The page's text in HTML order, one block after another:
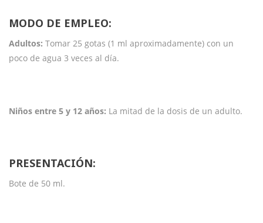
MODO DE EMPLEO:
Adultos: Tomar 25 gotas (1 ml aproximadamente) con un
poco de agua 3 veces al día.
Niños entre 5 y 12 años: La mitad de la dosis de un adulto.
PRESENTACIÓN:
Bote de 50 ml.